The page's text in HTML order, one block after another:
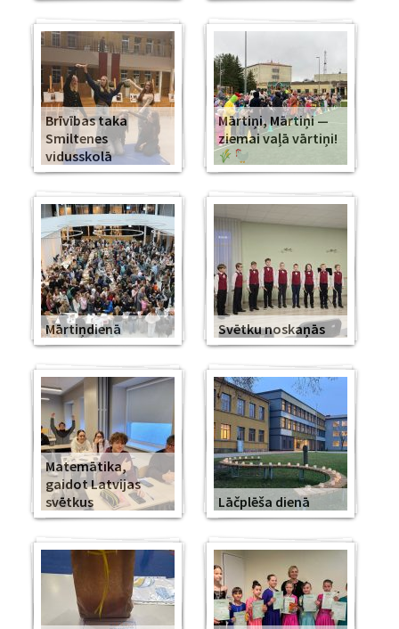
Brīvības taka
Smiltenes
vidusskolā
Mārtiņi, Mārtiņi —
ziemai vaļā vārtiņi!
Mārtiņdienā Svētku noskaņās
Matemātika,
gaidot Latvijas
svētkus
Lāčplēša dienā